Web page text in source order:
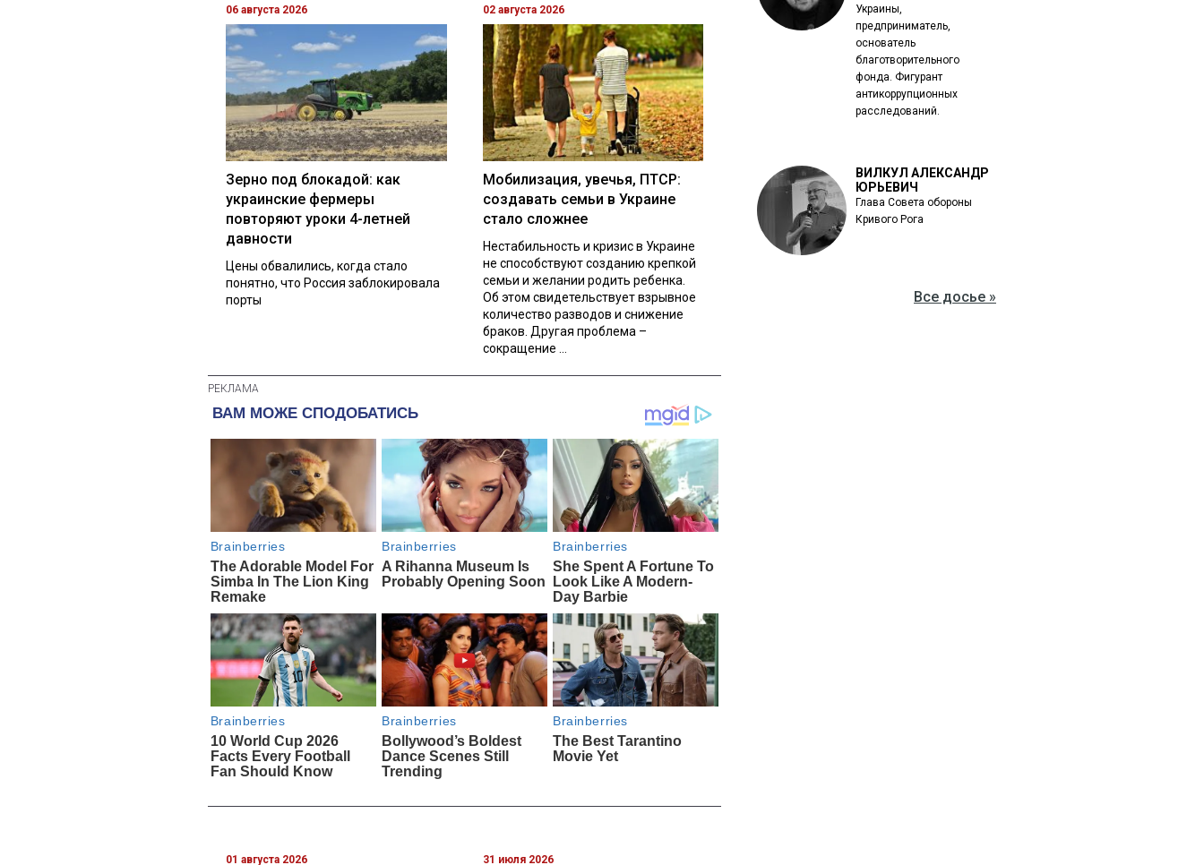
06 августа 2026
Зерно под блокадой: как
украинские фермеры
повторяют уроки 4-летней
давности
Цены обвалились, когда стало
понятно, что Россия заблокировала
порты
02 августа 2026
Мобилизация, увечья, ПТСР:
создавать семьи в Украине
стало сложнее
Нестабильность и кризис в Украине
не способствуют созданию крепкой
семьи и желании родить ребенка.
Об этом свидетельствует взрывное
количество разводов и снижение
браков. Другая проблема –
сокращение ...
01 августа 2026 31 июля 2026
Украины,
предприниматель,
основатель
благотворительного
фонда. Фигурант
антикоррупционных
расследований.
ВИЛКУЛ АЛЕКСАНДР
ЮРЬЕВИЧ
Глава Совета обороны
Кривого Рога
Все досье »